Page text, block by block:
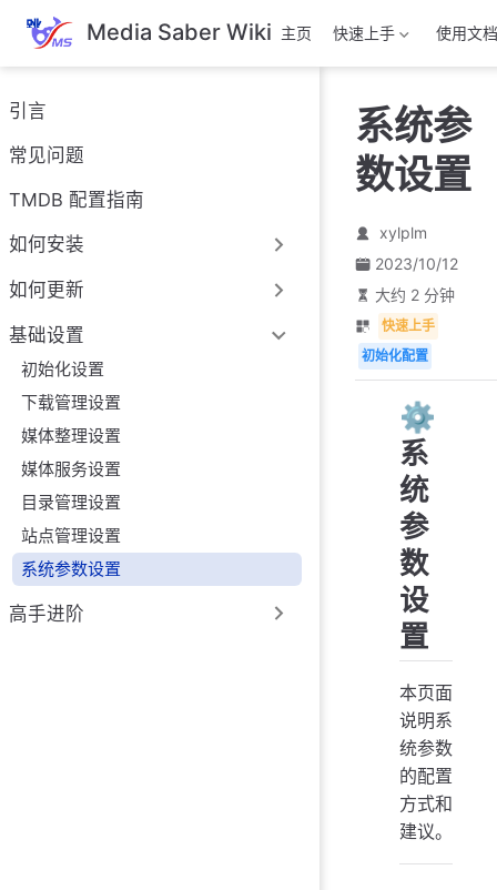
跳
至
主
要
內
容
Media Saber Wiki 主页 快速上手 使用文档
引言
常见问题
TMDB 配置指南
如何安装
如何更新
基础设置
初始化设置
下载管理设置
媒体整理设置
媒体服务设置
目录管理设置
站点管理设置
系统参数设置
高手进阶
系统参
数设置
xylplm
2023/10/12
大约 2 分钟
快速上手
初始化配置
⚙️
系
统
参
数
设
置
本页面
说明系
统参数
的配置
方式和
建议。